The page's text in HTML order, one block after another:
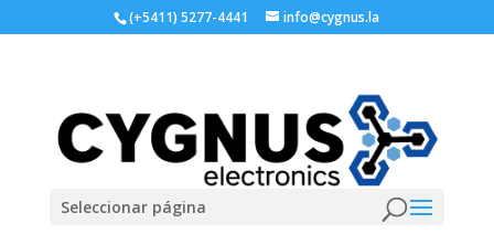
(+5411) 5277-4441 info@cygnus.la
Seleccionar página